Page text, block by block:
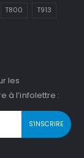
T800 T913
les
à l’infolettre :